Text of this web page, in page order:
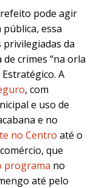
pode agir
essa
da
crimes “na orla
A
, com
e uso de
e no
no Centro até o
que
programa no
até pelo